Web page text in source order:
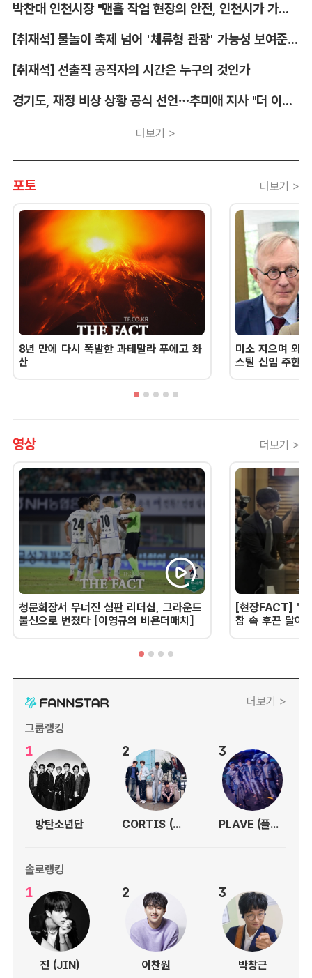
박찬대 인천시장 "맨홀 작업 현장의 안전, 인천시가 가장 앞장서겠다"
[취재석] 물놀이 축제 넘어 '체류형 관광' 가능성 보여준 안동 水페스타
[취재석] 선출직 공직자의 시간은 누구의 것인가
경기도, 재정 비상 상황 공식 선언…추미애 지사 "더 이상 끌어다 쓸 재원 없어"
더보기 >
포토 더보기 >
8년 만에 다시 폭발한 과테말라 푸에고 화
산
미소 지으며 외
스틸 신임 주한
영상 더보기 >
청문회장서 무너진 심판 리더십, 그라운드
불신으로 번졌다 [이영규의 비욘더매치]
[현장FACT] "한
참 속 후끈 달아
더보기 >
그룹랭킹
1
방탄소년단
2
CORTIS (코르티스)
3
PLAVE (플레이브)
솔로랭킹
1
진 (JIN)
2
이찬원
3
박창근